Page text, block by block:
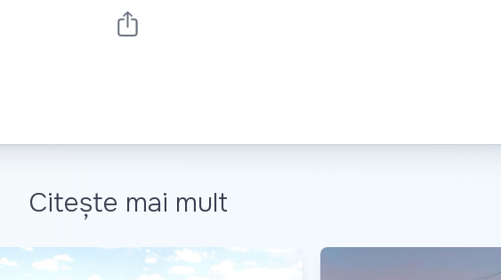
Citește mai mult